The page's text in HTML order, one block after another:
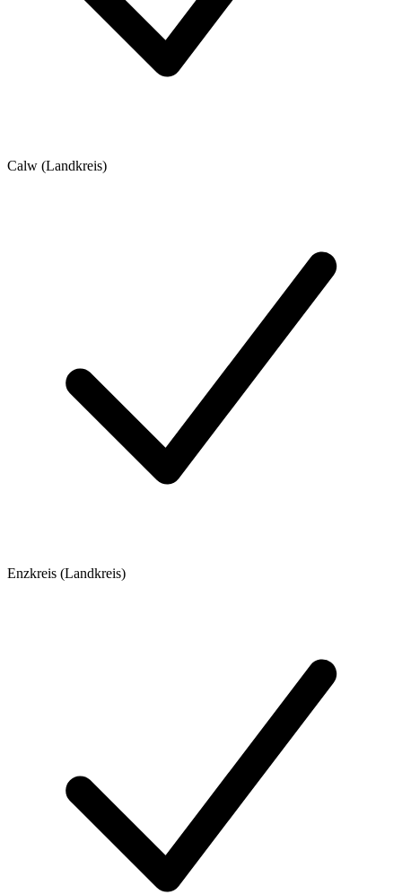
Calw (Landkreis)
Enzkreis (Landkreis)